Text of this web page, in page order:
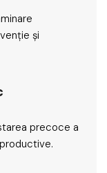
și
precoce a